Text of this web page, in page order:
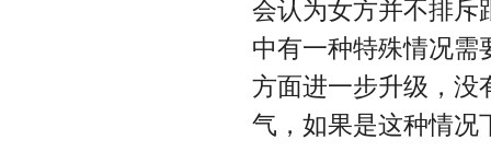
会认为女方并不排斥
中有一种特殊情况需
方面进一步升级，没
气，如果是这种情况